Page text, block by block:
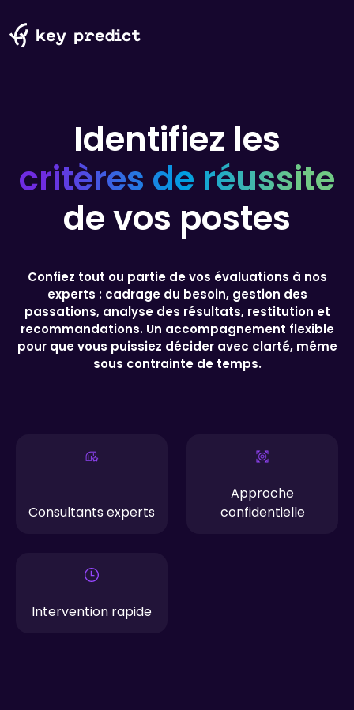
Identifiez les
critères de réussite
de vos postes
Confiez tout ou partie de vos évaluations à nos
experts : cadrage du besoin, gestion des
passations, analyse des résultats, restitution et
recommandations. Un accompagnement flexible
pour que vous puissiez décider avec clarté, même
sous contrainte de temps.
Consultants experts
Approche
confidentielle
Intervention rapide